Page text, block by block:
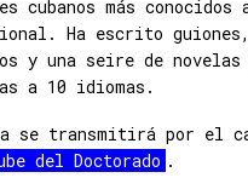
cubanos más conocidos
Ha escrito
y una seire de
a 10 idiomas.
se transmitirá por el
del Doctorado .